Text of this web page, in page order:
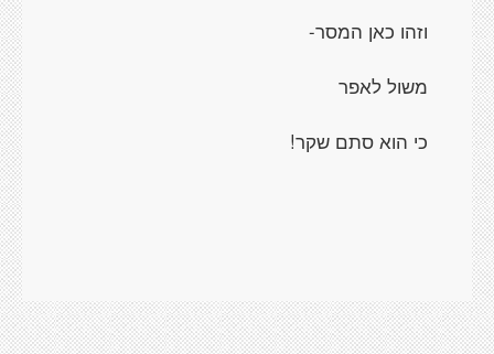
וזהו כאן המסר-
משול לאפר
כי הוא סתם שקר!